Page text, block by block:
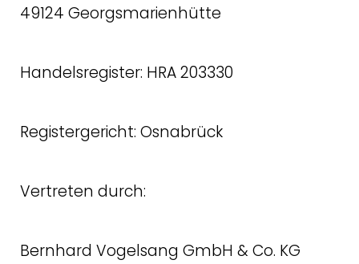
49124 Georgsmarienhütte
Handelsregister: HRA 203330
Registergericht: Osnabrück
Vertreten durch:
Bernhard Vogelsang GmbH & Co. KG